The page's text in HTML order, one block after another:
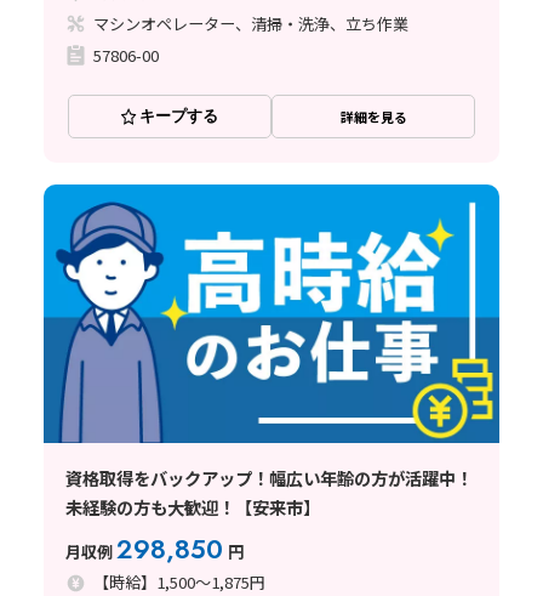
マシンオペレーター、清掃・洗浄、立ち作業
57806-00
キープする 詳細を見る
資格取得をバックアップ！幅広い年齢の方が活躍中！
未経験の方も大歓迎！【安来市】
月収例298,850 円
【時給】1,500～1,875円